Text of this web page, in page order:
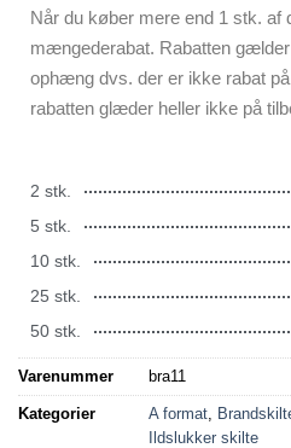
Når du køber mere end 1 stk. af
mængederabat. Rabatten
ophæng dvs. der er ikke rabat
rabatten glæder heller ikke på
2 stk.
5 stk.
10 stk.
25 stk.
50 stk.
Varenummer bra11
Kategorier A format
Ildslukker skilte